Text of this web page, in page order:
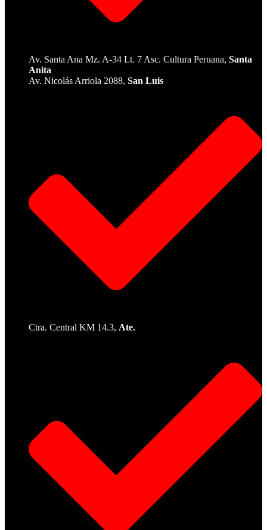
Av. Santa Ana Mz. A-34 Lt. 7 Asc. Cultura Peruana, Santa
Anita
Av. Nicolás Arriola 2088, San Luis
Ctra. Central KM 14.3, Ate.